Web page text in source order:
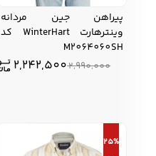
پیراهن جین مردانه
وینترهارت WinterHart کد
M2064060SH
2,990,000
2,242,500
25%